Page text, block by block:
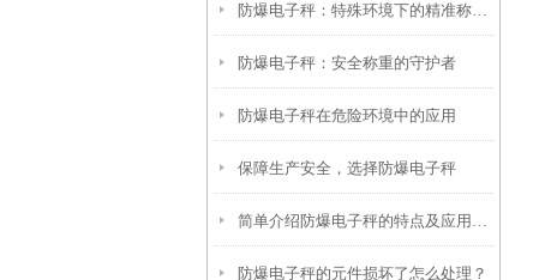
防爆电子秤：特殊环境下的精准称重保障
防爆电子秤：安全称重的守护者
防爆电子秤在危险环境中的应用
保障生产安全，选择防爆电子秤
简单介绍防爆电子秤的特点及应用场景
防爆电子秤的元件损坏了怎么处理？